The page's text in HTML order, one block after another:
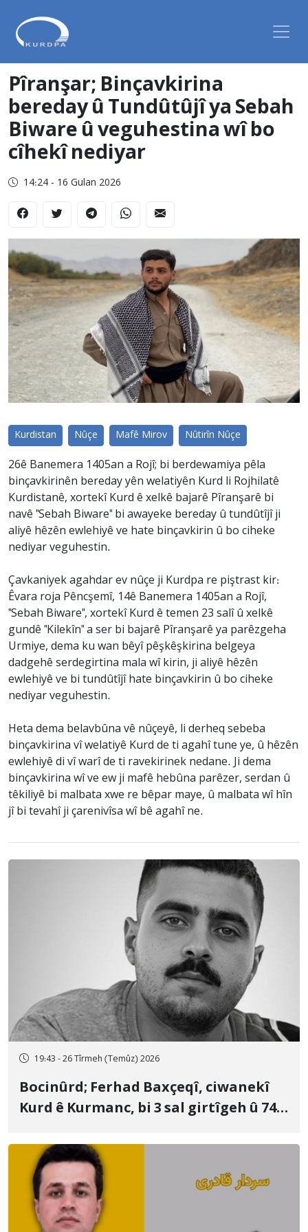
Pîranşar; Binçavkirina
bereday û Tundûtûjî ya Sebah
Biware û veguhestina wî bo
cîhekî nediyar
14:24 - 16 Gulan 2026
Kurdistan Nûçe Mafê Mirov Nûtirîn Nûçe
26ê Banemera 1405an a Rojî; bi berdewamiya pêla
binçavkirinên bereday yên welatiyên Kurd li Rojhilatê
Kurdistanê, xortekî Kurd ê xelkê bajarê Pîranşarê bi
navê "Sebah Biware" bi awayeke bereday û tundûtîjî ji
aliyê hêzên ewlehiyê ve hate binçavkirin û bo ciheke
nediyar veguhestin.
Çavkaniyek agahdar ev nûçe ji Kurdpa re piştrast kir:
Êvara roja Pêncşemî, 14ê Banemera 1405an a Rojî,
"Sebah Biware", xortekî Kurd ê temen 23 salî û xelkê
gundê "Kilekîn" a ser bi bajarê Pîranşarê ya parêzgeha
Urmiye, dema ku wan bêyî pêşkêşkirina belgeya
dadgehê serdegirtina mala wî kirin, ji aliyê hêzên
ewlehiyê ve bi tundûtîjî hate binçavkirin û bo ciheke
nediyar veguhestin.
Heta dema belavbûna vê nûçeyê, li derheq sebeba
binçavkirina vî welatiyê Kurd de ti agahî tune ye, û hêzên
ewlehiyê di vî warî de ti ravekirinek nedane. Ji dema
binçavkirina wî ve ew ji mafê hebûna parêzer, serdan û
têkiliyê bi malbata xwe re bêpar maye, û malbata wî hîn
jî bi tevahî ji çarenivîsa wî bê agahî ne.
19:43 - 26 Tîrmeh (Temûz) 2026
Bocinûrd; Ferhad Baxçeqî, ciwanekî
Kurd ê Kurmanc, bi 3 sal girtîgeh û 74